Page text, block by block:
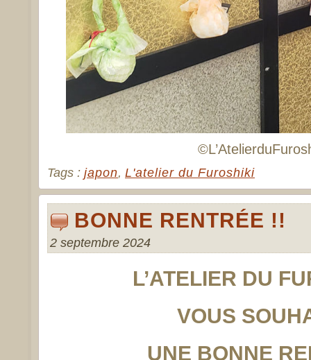
Tags : japon, L'atelier du Furoshiki
BONNE RENTRÉE !!
2 septembre 2024
L’ATELIER DU
VOUS
UNE BONNE